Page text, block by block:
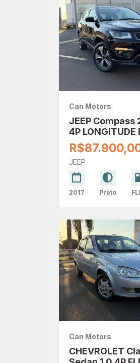
Can Motors
JEEP Compass
4P LONGITUDE
AUTOMÁTICO
JEEP
2017 Preto
Can Motors
CHEVROLET